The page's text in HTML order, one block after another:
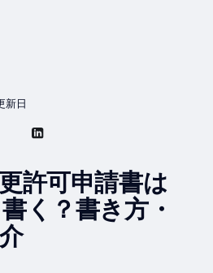
新日
許可申請書は
く？書き方・